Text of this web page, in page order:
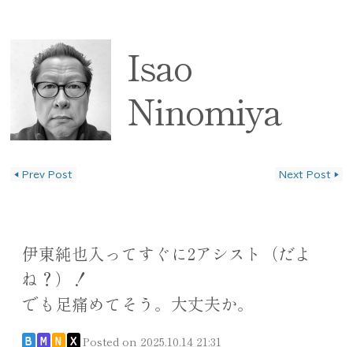
Isao
Ninomiya
◀ Prev Post Next Post ▶
伊東純也入ってすぐに2アシスト（だよ
ね？）！
でも足痛めてそう。大丈夫か。
B M N X Posted on 2025.10.14 21:31